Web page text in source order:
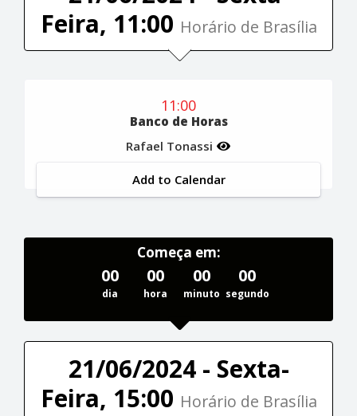
Feira, 11:00 Horário de Brasília
11:00
Banco de Horas
Rafael Tonassi
Add to Calendar
Começa em:
00
dia
00
hora
00
minuto
00
segundo
21/06/2024 - Sexta-
Feira, 15:00 Horário de Brasília